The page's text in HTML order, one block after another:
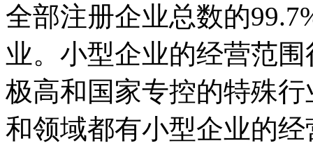
全部注册企业总数的
业。小型企业的经营范
极高和国家专控的特殊
和领域都有小型企业的